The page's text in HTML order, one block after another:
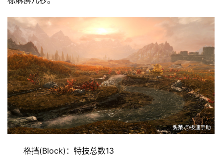
投
格挡(Block)：特技总数13